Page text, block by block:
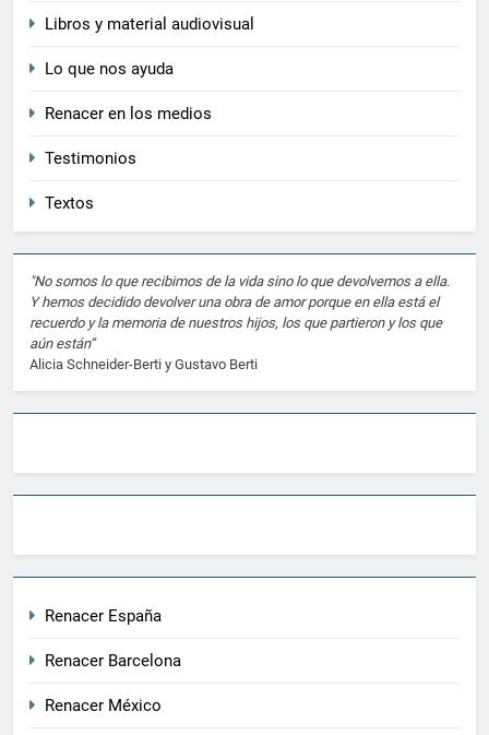
Libros y material audiovisual
Lo que nos ayuda
Renacer en los medios
Testimonios
Textos
"No somos lo que recibimos de la vida sino lo que devolvemos a ella.
Y hemos decidido devolver una obra de amor porque en ella está el
recuerdo y la memoria de nuestros hijos, los que partieron y los que
aún están”
Alicia Schneider-Berti y Gustavo Berti
Renacer España
Renacer Barcelona
Renacer México